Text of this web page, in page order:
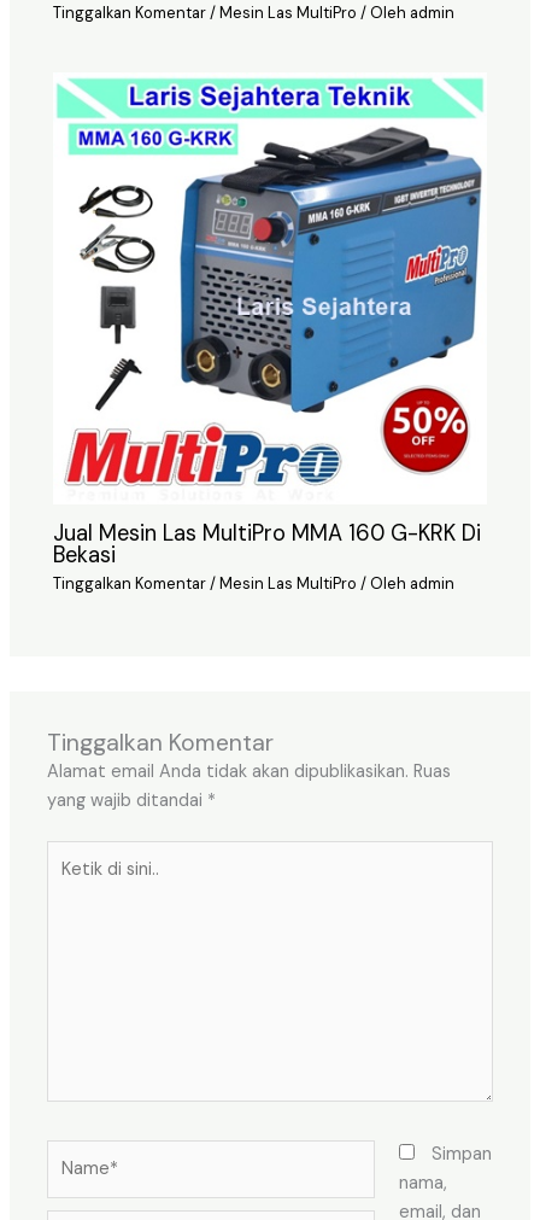
Tinggalkan Komentar/Mesin Las MultiPro / Oleh admin
Jual Mesin Las MultiPro MMA 160 G-KRK Di
Bekasi
Tinggalkan Komentar/Mesin Las MultiPro / Oleh admin
Tinggalkan Komentar
Alamat email Anda tidak akan dipublikasikan. Ruas
yang wajib ditandai *
Simpan
nama,
email, dan